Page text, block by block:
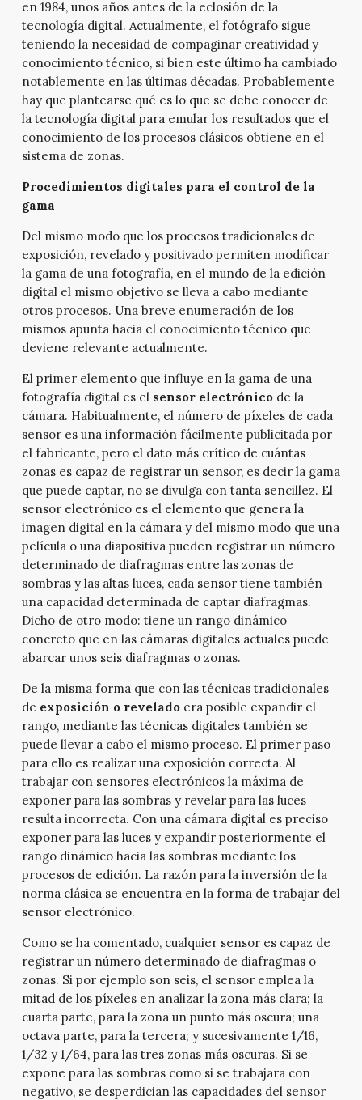
en 1984, unos años antes de la eclosión de la
tecnología digital. Actualmente, el fotógrafo sigue
teniendo la necesidad de compaginar creatividad y
conocimiento técnico, si bien este último ha cambiado
notablemente en las últimas décadas. Probablemente
hay que plantearse qué es lo que se debe conocer de
la tecnología digital para emular los resultados que el
conocimiento de los procesos clásicos obtiene en el
sistema de zonas.
Procedimientos digitales para el control de la
gama
Del mismo modo que los procesos tradicionales de
exposición, revelado y positivado permiten modificar
la gama de una fotografía, en el mundo de la edición
digital el mismo objetivo se lleva a cabo mediante
otros procesos. Una breve enumeración de los
mismos apunta hacia el conocimiento técnico que
deviene relevante actualmente.
El primer elemento que influye en la gama de una
fotografía digital es el sensor electrónicode la
cámara. Habitualmente, el número de píxeles de cada
sensor es una información fácilmente publicitada por
el fabricante, pero el dato más crítico de cuántas
zonas es capaz de registrar un sensor, es decir la gama
que puede captar, no se divulga con tanta sencillez. El
sensor electrónico es el elemento que genera la
imagen digital en la cámara y del mismo modo que una
película o una diapositiva pueden registrar un número
determinado de diafragmas entre las zonas de
sombras y las altas luces, cada sensor tiene también
una capacidad determinada de captar diafragmas.
Dicho de otro modo: tiene un rango dinámico
concreto que en las cámaras digitales actuales puede
abarcar unos seis diafragmas o zonas.
De la misma forma que con las técnicas tradicionales
de exposición o reveladoera posible expandir el
rango, mediante las técnicas digitales también se
puede llevar a cabo el mismo proceso. El primer paso
para ello es realizar una exposición correcta. Al
trabajar con sensores electrónicos la máxima de
exponer para las sombras y revelar para las luces
resulta incorrecta. Con una cámara digital es preciso
exponer para las luces y expandir posteriormente el
rango dinámico hacia las sombras mediante los
procesos de edición. La razón para la inversión de la
norma clásica se encuentra en la forma de trabajar del
sensor electrónico.
Como se ha comentado, cualquier sensor es capaz de
registrar un número determinado de diafragmas o
zonas. Si por ejemplo son seis, el sensor emplea la
mitad de los píxeles en analizar la zona más clara; la
cuarta parte, para la zona un punto más oscura; una
octava parte, para la tercera; y sucesivamente 1/16,
1/32 y 1/64, para las tres zonas más oscuras. Si se
expone para las sombras como si se trabajara con
negativo, se desperdician las capacidades del sensor